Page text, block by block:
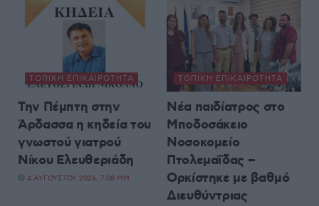
ΤΟΠΙΚΉ ΕΠΙΚΑΙΡΌΤΗΤΑ
Την Πέμπτη στην
Άρδασσα η κηδεία του
γνωστού γιατρού
Νίκου Ελευθεριάδη
4 ΑΥΓΟΎΣΤΟΥ 2026, 7:08 ΜΜ
ΤΟΠΙΚΉ ΕΠΙΚΑΙΡΌΤΗΤΑ
Νέα παιδίατρος στο
Μποδοσάκειο
Νοσοκομείο
Πτολεμαΐδας –
Ορκίστηκε με βαθμό
Διευθύντριας